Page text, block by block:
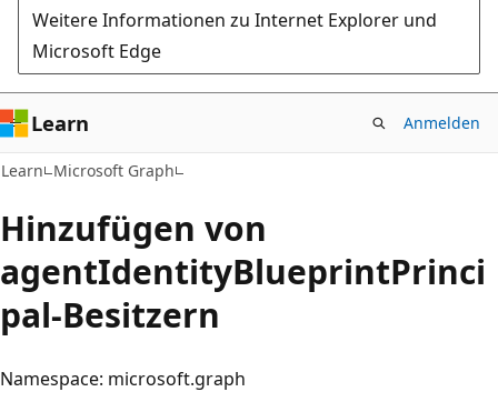
Weitere Informationen zu Internet Explorer und
Microsoft Edge
Learn Anmelden
Learn Microsoft Graph
Hinzufügen von
agentIdentityBlueprintPrinci
pal-Besitzern
Namespace: microsoft.graph